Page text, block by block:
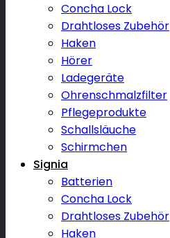
Concha Lock
Drahtloses Zubehör
Haken
Hörer
Ladegeräte
Ohrenschmalzfilter
Pflegeprodukte
Schallsläuche
Schirmchen
Signia
Batterien
Concha Lock
Drahtloses Zubehör
Haken